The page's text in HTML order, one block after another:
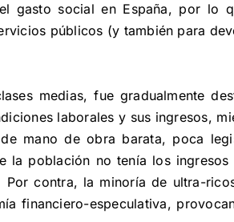
gasto social en España, por lo
públicos (y también para
medias, fue gradualmente
laborales y sus ingresos,
mano de obra barata, poca
población no tenía los
contra, la minoría de ultra-
financiero-especulativa,